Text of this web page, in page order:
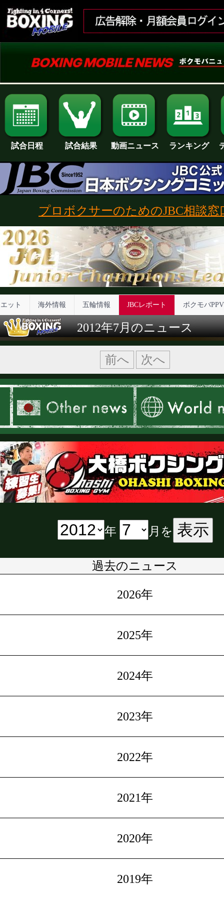
試合日程 試合結果 動画ニュース ランキング
プロボクサーのためのJBC相談窓
ット 海外情報 五輪情報 JBCレポート ボクモバPPV
2012年7月のニュース
前へ 次へ
年 月を 表示
過去のニュース
2026年
2025年
2024年
2023年
2022年
2021年
2020年
2019年